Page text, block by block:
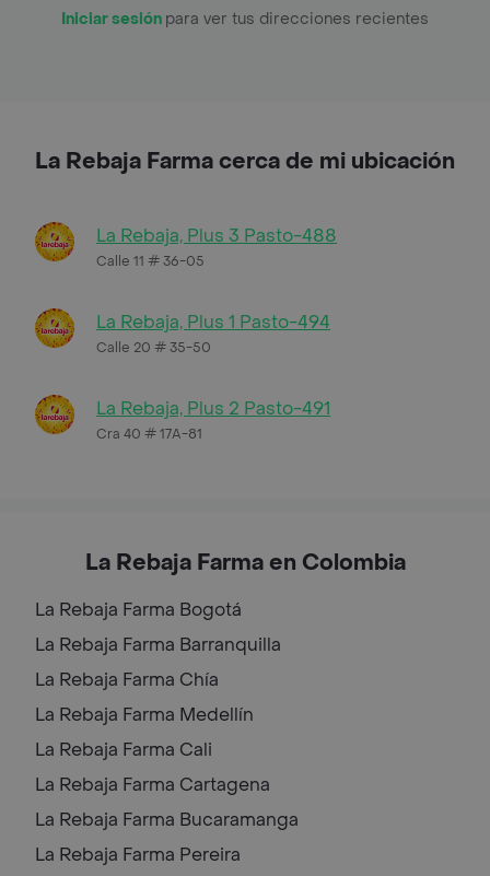
Iniciar sesión para ver tus direcciones recientes
La Rebaja Farma cerca de mi ubicación
La Rebaja, Plus 3 Pasto-488
Calle 11 # 36-05
La Rebaja, Plus 1 Pasto-494
Calle 20 # 35-50
La Rebaja, Plus 2 Pasto-491
Cra 40 # 17A-81
La Rebaja Farma en Colombia
La Rebaja Farma Bogotá
La Rebaja Farma Barranquilla
La Rebaja Farma Chía
La Rebaja Farma Medellín
La Rebaja Farma Cali
La Rebaja Farma Cartagena
La Rebaja Farma Bucaramanga
La Rebaja Farma Pereira